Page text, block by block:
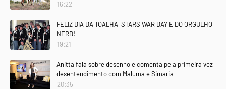
16:22
FELIZ DIA DA TOALHA, STARS WAR DAY E DO ORGULHO
NERD!
19:21
Anitta fala sobre desenho e comenta pela primeira vez
desentendimento com Maluma e Simaria
20:35